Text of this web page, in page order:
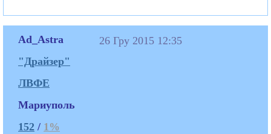
Ad_Astra
"Драйзер"
ЛВФЕ
Мариуполь
152 / 1%
26 Гру 2015 12:35